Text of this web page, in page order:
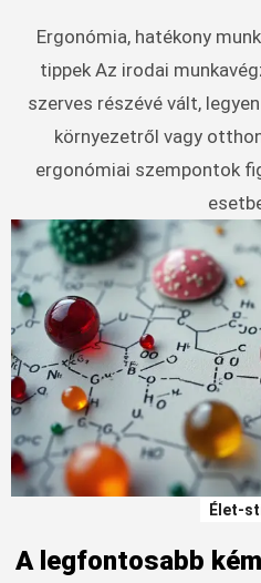
Ergonómia, hatékony munkavégzés és home office
tippek Az irodai
szerves részévé vált,
környezetről vagy
ergonómiai szempontok
Élet-
A legfontosabb